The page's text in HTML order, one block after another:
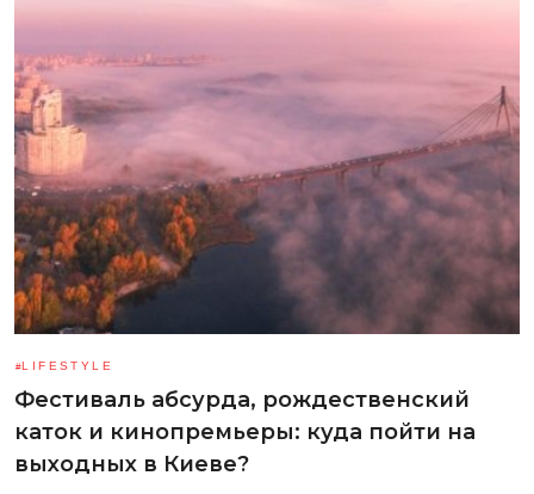
LIFESTYLE
Фестиваль абсурда, рождественский
каток и кинопремьеры: куда пойти на
выходных в Киеве?